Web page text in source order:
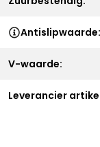
Antislipwaarde:
V-waarde:
Leverancier